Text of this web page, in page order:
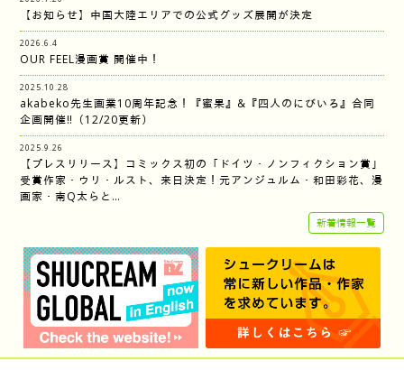
【お知らせ】中国大陸エリアでの公式グッズ展開が決定
2026.6.4
OUR FEEL漫画賞 開催中！
2025.10.28
akabeko先生画業10周年記念！『蜜果』&『四人のにびいろ』合同
企画開催‼︎（12/20更新）
2025.9.26
【プレスリリース】コミックス初の「ドイツ・ノンフィクション賞」
受賞作家・ウリ・ルスト、来日決定！元アンジュルム・和田彩花、漫
画家・南Q太らと…
新着情報一覧